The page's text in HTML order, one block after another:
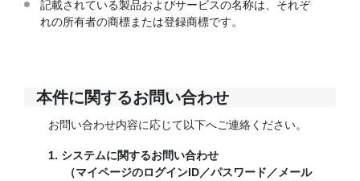
記載されている製品およびサービスの名称は、それぞ
れの所有者の商標または登録商標です。
本件に関するお問い合わせ
お問い合わせ内容に応じて以下へご連絡ください。
1. システムに関するお問い合わせ
（マイページのログインID／パスワード／メール